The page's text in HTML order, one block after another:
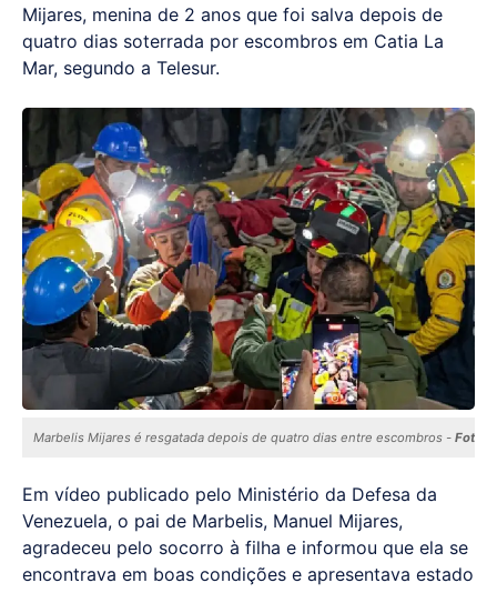
Mijares, menina de 2 anos que foi salva depois de
quatro dias soterrada por escombros em Catia La
Mar, segundo a Telesur.
Marbelis Mijares é resgatada depois de quatro dias entre escombros - Foto:
Em vídeo publicado pelo Ministério da Defesa da
Venezuela, o pai de Marbelis, Manuel Mijares,
agradeceu pelo socorro à filha e informou que ela se
encontrava em boas condições e apresentava estado